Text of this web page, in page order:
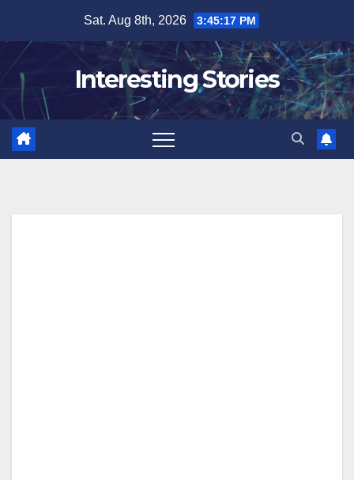
content
Sat. Aug 8th, 2026 3:45:18 PM
Interesting Stories